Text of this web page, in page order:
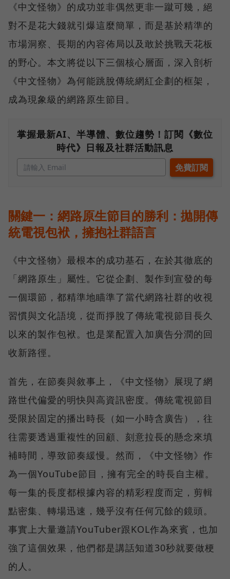
《中文怪物》的成功並非偶然更非一蹴可幾，絕
對不是花大錢就引爆這麼簡單，而是基於精準的
市場洞察、長期的內容佈局以及敢於挑戰天花板
的野心。本文將從以下三個核心層面，深入剖析
《中文怪物》為何能跳脫傳統網紅企劃的框架，
成為現象級的網路原生節目。
掌握最新AI、半導體、數位趨勢！訂閱《數位
時代》日報及社群活動訊息
關鍵一：網路原生節目的勝利：拋開傳
統電視包袱，擁抱社群語言
《中文怪物》最根本的成功基石，在於其徹底的
「網路原生」屬性。它從企劃、製作到宣發的每
一個環節，都精準地瞄準了當代網路社群的收視
習慣與文化語境，從而掙脫了傳統電視節目長久
以來的製作包袱。也是業配置入加廣告分潤的回
收新路徑。
首先，在節奏與敘事上，《中文怪物》展現了網
路世代偏愛的明快與高資訊密度。傳統電視節目
受限於固定的播出時長（如一小時含廣告），往
往需要透過重複性的回顧、刻意拉長的懸念來填
補時間，導致節奏緩慢。然而，《中文怪物》作
為一個YouTube節目，擁有完全的時長自主權。
每一集的長度都根據內容的精彩程度而定，剪輯
點密集、轉場迅速，幾乎沒有任何冗餘的鏡頭。
事實上大量邀請YouTuber跟KOL作為來賓，也加
強了這個效果，他們都是講話知道30秒就要做梗
的人。